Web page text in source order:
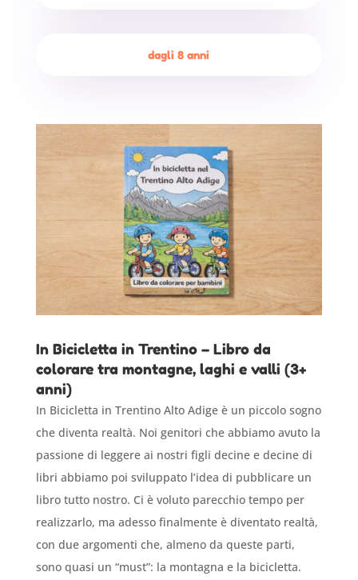
dagli 8 anni
In Bicicletta in Trentino – Libro da
colorare tra montagne, laghi e valli (3+
anni)
In Bicicletta in Trentino Alto Adige è un piccolo sogno
che diventa realtà. Noi genitori che abbiamo avuto la
passione di leggere ai nostri figli decine e decine di
libri abbiamo poi sviluppato l’idea di pubblicare un
libro tutto nostro. Ci è voluto parecchio tempo per
realizzarlo, ma adesso finalmente è diventato realtà,
con due argomenti che, almeno da queste parti,
sono quasi un “must”: la montagna e la bicicletta.